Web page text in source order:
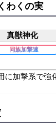
わくの実
真獣神化
同族加撃速
に加撃系で強